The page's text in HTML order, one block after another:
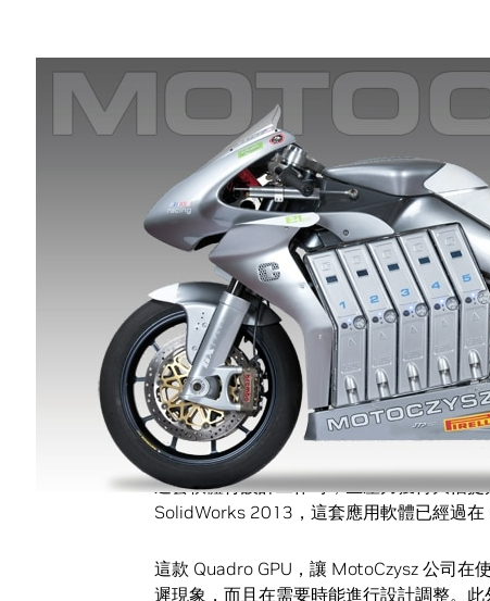
Share
在連續三年贏得最負盛名的電動摩托車大
達控制器更有效率了嗎？空氣動力的調整更
MotoCzysz 是一家設計、建造和客製化比
佳公司的過程中，必須面對上述這些挑戰
基礎的 NVIDIA 新Quadro GPU 及 NVIDIA
這家來自美國俄勒岡州波特蘭市的公司，
力摩托車。持續針對摩托車的每個構面進
MotoCzysz 公司很早就使用了以 Maximus
NVIDIA Tesla K20 GPU，其採用了全世界
這套軟體行設計工作時，生產力獲得大幅
SolidWorks 2013，這套應用軟體已經過在
這款 Quadro GPU，讓 MotoCzysz 公司在
遲現象，而且在需要時能進行設計調整。